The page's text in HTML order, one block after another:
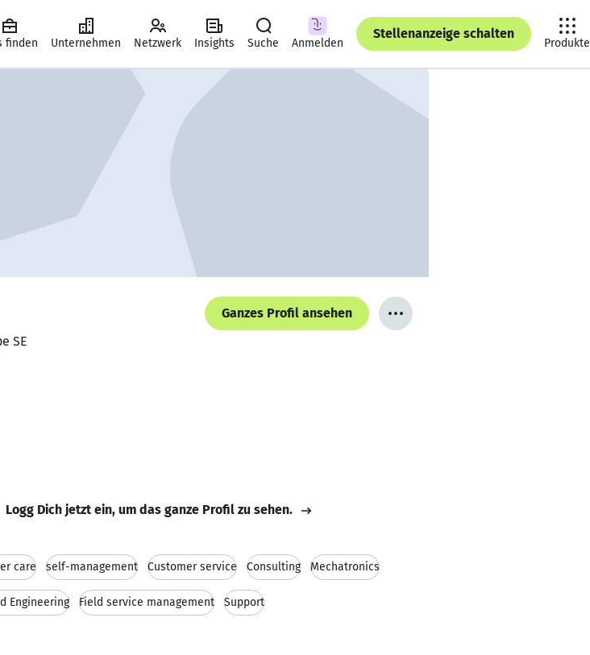
finden Unternehmen Netzwerk Insights Suche Anmelden
Stellenanzeige schalten
Produkte
Ganzes Profil ansehen
SE
Logg Dich jetzt ein, um das ganze Profil zu sehen.
care self-management Customer service Consulting Mechatronics
Engineering Field service management Support